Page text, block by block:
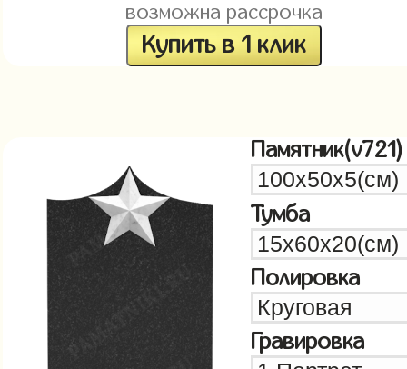
возможна рассрочка
Купить в 1 клик
Памятник(v721)
Тумба
Полировка
Гравировка